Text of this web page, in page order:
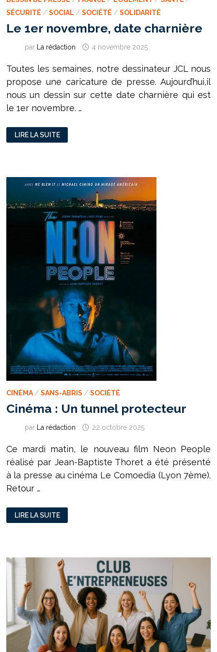
SÉCURITÉ / SOCIAL / SOCIÉTÉ / SOLIDARITÉ
Le 1er novembre, date charnière
par La rédaction 4 novembre 2025
Toutes les semaines, notre dessinateur JCL nous
propose une caricature de presse. Aujourd’hui,il
nous un dessin sur cette date charnière qui est
le 1er novembre. …
LE
1ER
NOVEMBRE,
LIRE LA SUITE
CINÉMA/ SANS-ABRIS / SOCIÉTÉ
Cinéma : Un tunnel protecteur
par La rédaction 22 octobre 2025
Ce mardi matin, le nouveau film Neon People
réalisé par Jean-Baptiste Thoret a été présenté
à la presse au cinéma Le Comoedia (Lyon 7ème).
Retour …
CINÉMA
:
UN
LIRE LA SUITE